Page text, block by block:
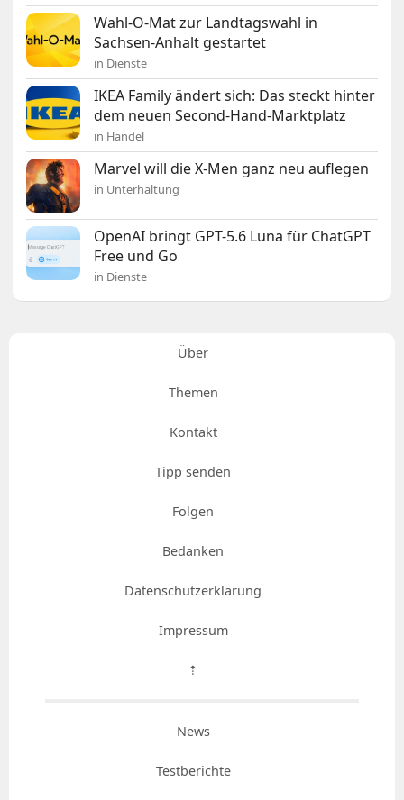
Wahl-O-Mat zur Landtagswahl in
Sachsen-Anhalt gestartet
in Dienste
IKEA Family ändert sich: Das steckt hinter
dem neuen Second-Hand-Marktplatz
in Handel
Marvel will die X-Men ganz neu auflegen
in Unterhaltung
OpenAI bringt GPT-5.6 Luna für ChatGPT
Free und Go
in Dienste
Über
Themen
Kontakt
Tipp senden
Folgen
Bedanken
Datenschutzerklärung
Impressum
⇡
News
Testberichte